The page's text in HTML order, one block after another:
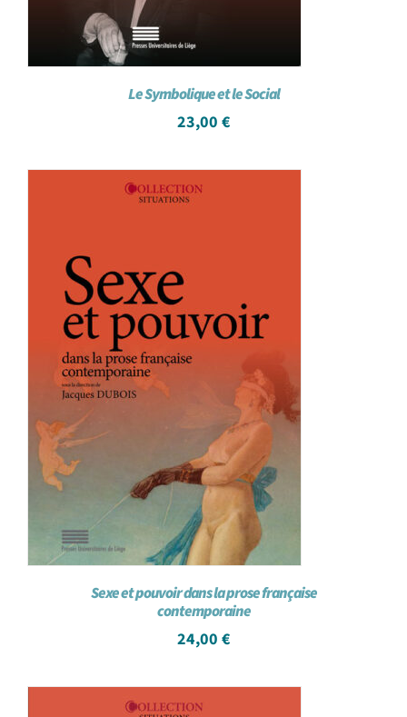
Le Symbolique et le Social
23,00 €
Sexe et pouvoir dans la prose française
contemporaine
24,00 €